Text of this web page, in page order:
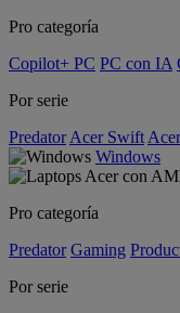
Pro categoría
Copilot+ PC PC con IA
Por serie
Predator Acer Swift
Windows
Pro categoría
Predator Gaming
Por serie